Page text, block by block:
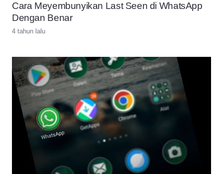
Cara Meyembunyikan Last Seen di WhatsApp
Dengan Benar
4 tahun lalu